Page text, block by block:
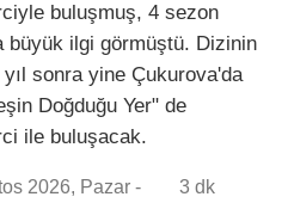
buluşmuş, 4 sezon
büyük ilgi görmüştü. Dizinin
sonra yine Çukurova'da
Doğduğu Yer" de
ile buluşacak.
2026, Pazar -
3 dk